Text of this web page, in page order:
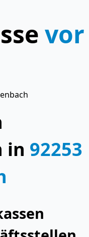
vor
in 92253